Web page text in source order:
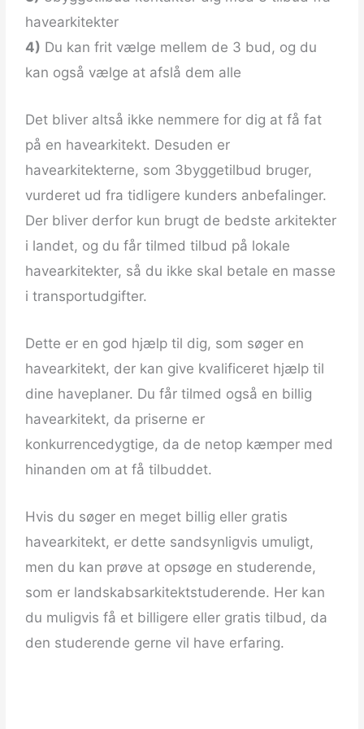
havearkitekter
4) Du kan frit vælge mellem de 3 bud, og du
kan også vælge at afslå dem alle
Det bliver altså ikke nemmere for dig at få fat
på en havearkitekt. Desuden er
havearkitekterne, som 3byggetilbud bruger,
vurderet ud fra tidligere kunders anbefalinger.
Der bliver derfor kun brugt de bedste arkitekter
i landet, og du får tilmed tilbud på lokale
havearkitekter, så du ikke skal betale en masse
i transportudgifter.
Dette er en god hjælp til dig, som søger en
havearkitekt, der kan give kvalificeret hjælp til
dine haveplaner. Du får tilmed også en billig
havearkitekt, da priserne er
konkurrencedygtige, da de netop kæmper med
hinanden om at få tilbuddet.
Hvis du søger en meget billig eller gratis
havearkitekt, er dette sandsynligvis umuligt,
men du kan prøve at opsøge en studerende,
som er landskabsarkitektstuderende. Her kan
du muligvis få et billigere eller gratis tilbud, da
den studerende gerne vil have erfaring.